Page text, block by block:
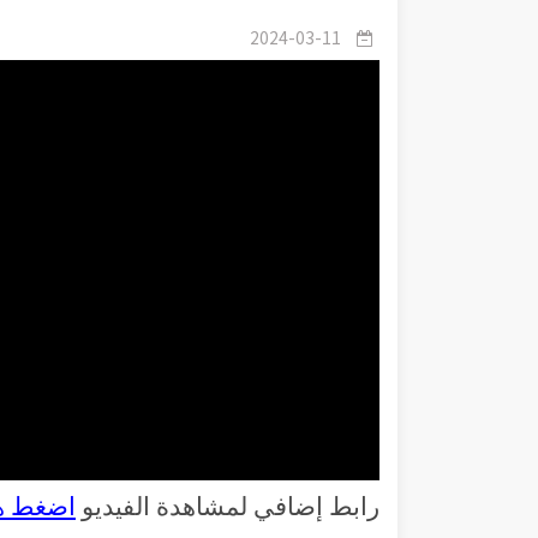
2024-03-11
رابط إضافي لمشاهدة الفيديو اضغط